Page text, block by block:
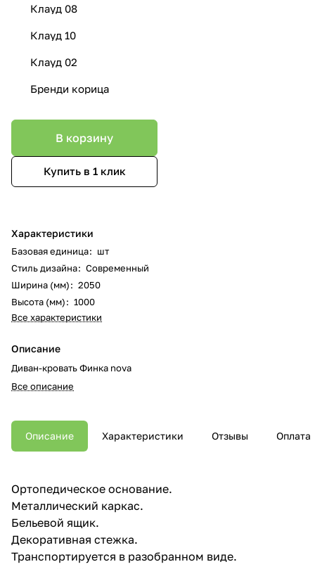
Клауд 08
Клауд 10
Клауд 02
Бренди корица
В корзину
Купить в 1 клик
Характеристики
Базовая единица: шт
Стиль дизайна: Современный
Ширина (мм): 2050
Высота (мм): 1000
Все характеристики
Описание
Диван-кровать Финка nova
Все описание
Описание Характеристики Отзывы Оплата
Ортопедическое основание.
Металлический каркас.
Бельевой ящик.
Декоративная стежка.
Транспортируется в разобранном виде.